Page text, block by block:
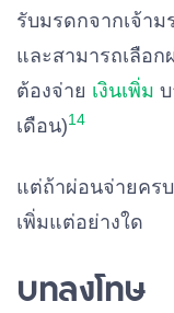
รับมรดกจากเจ้า
และสามารถเลือ
ต้องจ่าย เงินเพิ่ม
เดือน)14
แต่ถ้าผ่อนจ่ายครบ
เพิ่มแต่อย่างใด
บทลงโทษ